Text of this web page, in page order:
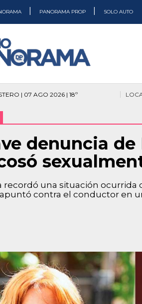
PANORAMA PROP SOLO AUTO
| 07 AGO 2026 | 18º
denuncia
recordó una situación ocurrida
contra el conductor en